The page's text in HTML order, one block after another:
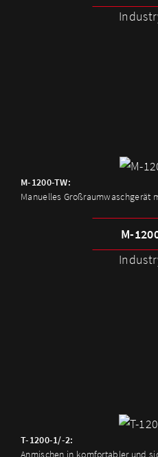
M-1200-TW:
Manuelles Großraumwaschgerät
M-
T-1200-1/-2:
Anmischen in komfortabler und